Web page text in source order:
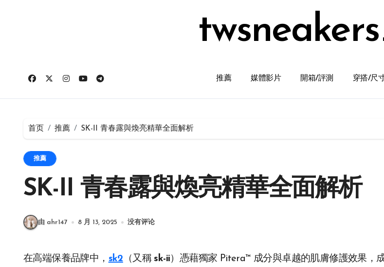
推薦 媒體影片 開箱/評測 穿搭/尺
首页 推薦 SK-II 青春露與煥亮精華全面解析
推薦
SK-II 青春露與煥亮精華全面解析
由 ahr147 8 月 13, 2025 没有评论
在高端保養品牌中， sk2 （又稱sk-ii ）憑藉獨家 Pitera™ 成分與卓越的肌膚修護效果，